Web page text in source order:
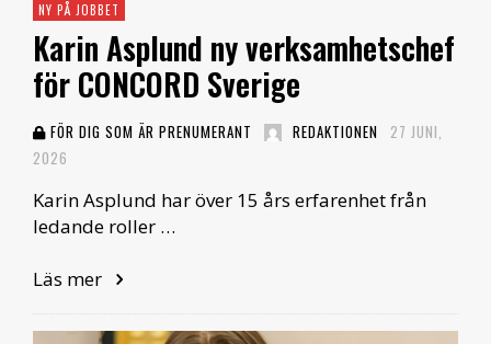
NY PÅ JOBBET
Karin Asplund ny verksamhetschef
för CONCORD Sverige
FÖR DIG SOM ÄR PRENUMERANT REDAKTIONEN
27 JUNI,
2026
Karin Asplund har över 15 års erfarenhet från
ledande roller …
Läs mer